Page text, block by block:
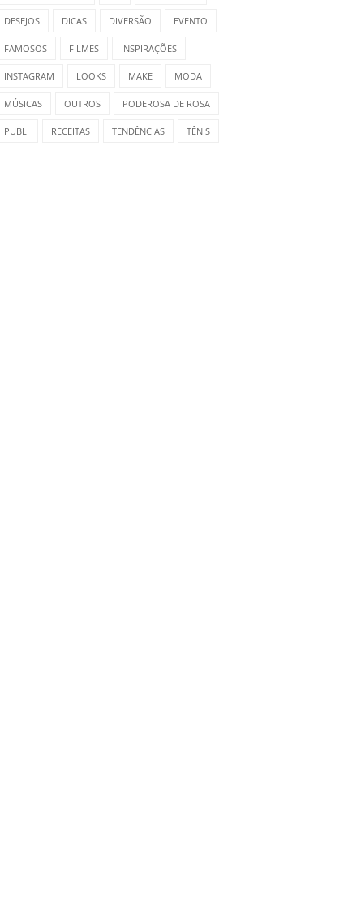
DESEJOS DICAS DIVERSÃO EVENTO
FAMOSOS FILMES INSPIRAÇÕES
INSTAGRAM LOOKS MAKE MODA
MÚSICAS OUTROS PODEROSA DE ROSA
PUBLI RECEITAS TENDÊNCIAS TÊNIS